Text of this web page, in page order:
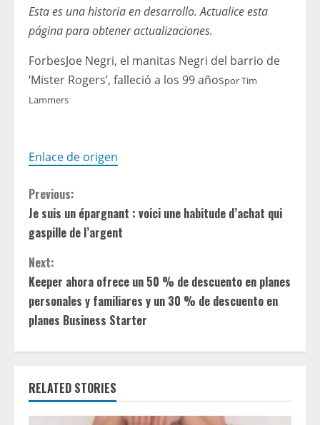
Esta es una historia en desarrollo. Actualice esta
página para obtener actualizaciones.
ForbesJoe Negri, el manitas Negri del barrio de
‘Mister Rogers’, falleció a los 99 añosporTim
Lammers
Enlace de origen
C
o
n
t
i
n
u
e
Previous:
Je suis un épargnant : voici une habitude d’achat qui
gaspille de l’argent
Next:
Keeper ahora ofrece un 50 % de descuento en planes
personales y familiares y un 30 % de descuento en
planes Business Starter
RELATED STORIES